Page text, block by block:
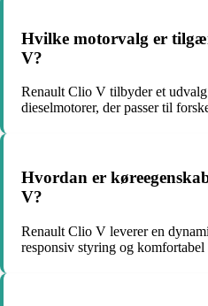
Hvilke motorvalg er
V?
Renault Clio V tilbyder et
dieselmotorer, der passer til
Hvordan er
V?
Renault Clio V leverer en
responsiv styring og